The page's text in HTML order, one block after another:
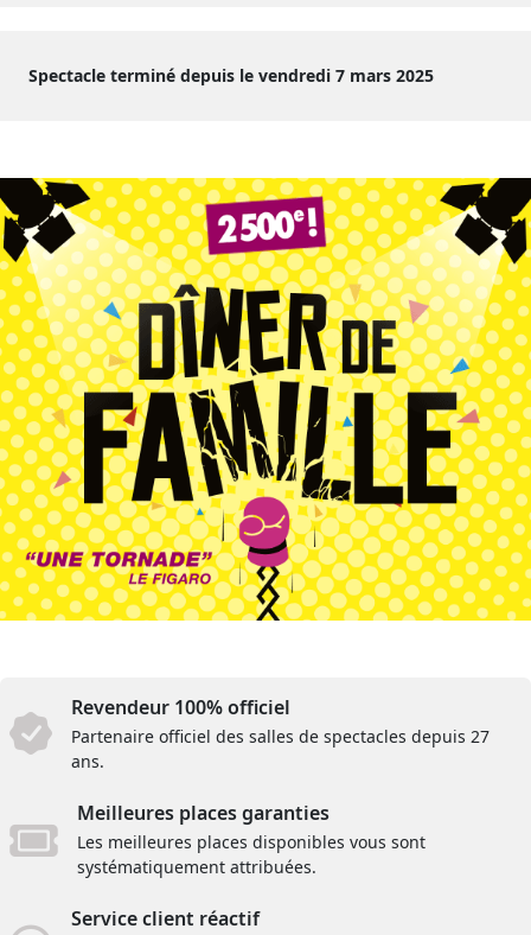
Spectacle terminé depuis le vendredi 7 mars 2025
Revendeur 100% officiel
Partenaire officiel des salles de spectacles depuis 27
ans.
Meilleures places garanties
Les meilleures places disponibles vous sont
systématiquement attribuées.
Service client réactif